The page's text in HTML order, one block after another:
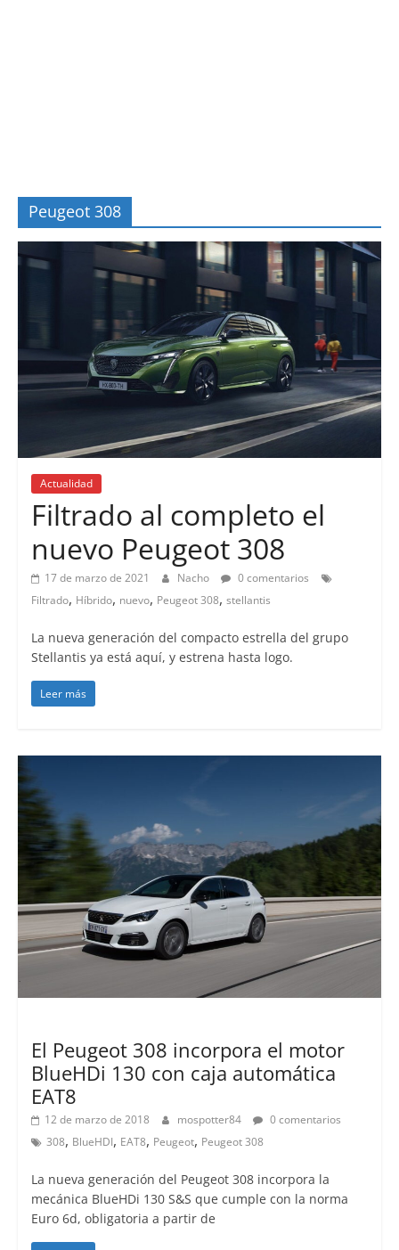
Peugeot 308
Actualidad
Filtrado al completo el
nuevo Peugeot 308
17 de marzo de 2021 Nacho
0 comentarios
Filtrado, Híbrido, nuevo, Peugeot 308, stellantis
La nueva generación del compacto estrella del grupo
Stellantis ya está aquí, y estrena hasta logo.
Leer más
El Peugeot 308 incorpora el motor
BlueHDi 130 con caja automática
EAT8
12 de marzo de 2018 mospotter84
0 comentarios
308, BlueHDI, EAT8, Peugeot, Peugeot 308
La nueva generación del Peugeot 308 incorpora la
mecánica BlueHDi 130 S&S que cumple con la norma
Euro 6d, obligatoria a partir de